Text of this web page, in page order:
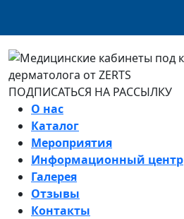
ПОДПИСАТЬСЯ НА РАССЫЛКУ
О нас
Каталог
Мероприятия
Информационный центр
Галерея
Отзывы
Контакты